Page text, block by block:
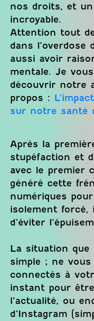
nos droits, et un
incroyable.
Attention tout
dans l’overdose
aussi avoir
mentale. Je
découvrir notre
propos :
sur notre santé
Après la
stupéfaction et
avec le premier
généré cette
numériques
isolement
d’éviter
La situation que
simple ; ne vous
connectés à
instant pour
l’actualité, ou
d’Instagram